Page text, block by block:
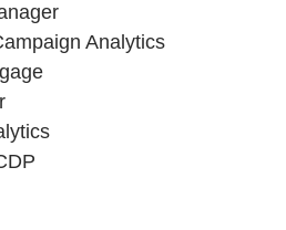
Analytics